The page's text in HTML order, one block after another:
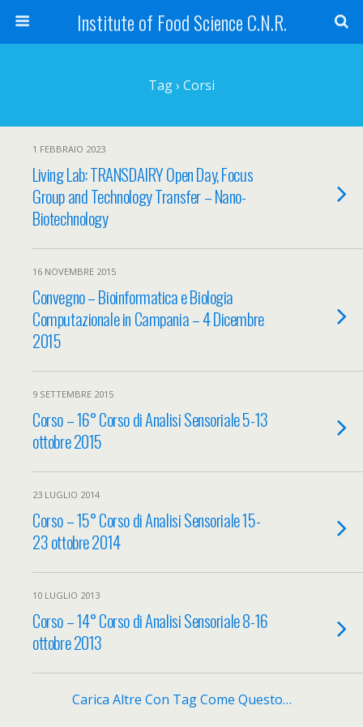
Institute of Food Science C.N.R.
Tag › Corsi
1 FEBBRAIO 2023
Living Lab: TRANSDAIRY Open Day, Focus
Group and Technology Transfer – Nano-
Biotechnology
16 NOVEMBRE 2015
Convegno – Bioinformatica e Biologia
Computazionale in Campania – 4 Dicembre
2015
9 SETTEMBRE 2015
Corso – 16° Corso di Analisi Sensoriale 5-13
ottobre 2015
23 LUGLIO 2014
Corso – 15° Corso di Analisi Sensoriale 15-
23 ottobre 2014
10 LUGLIO 2013
Corso – 14° Corso di Analisi Sensoriale 8-16
ottobre 2013
Carica Altre Con Tag Come Questo…